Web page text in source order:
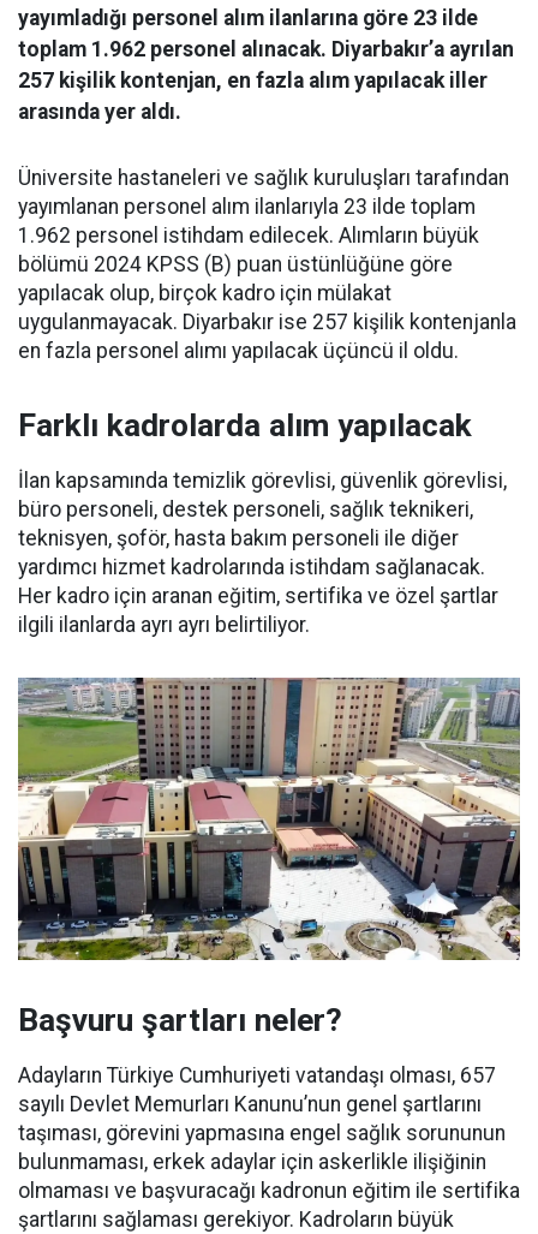
yayımladığı personel alım ilanlarına göre 23 ilde
toplam 1.962 personel alınacak. Diyarbakır’a ayrılan
257 kişilik kontenjan, en fazla alım yapılacak iller
arasında yer aldı.
Üniversite hastaneleri ve sağlık kuruluşları tarafından
yayımlanan personel alım ilanlarıyla 23 ilde toplam
1.962 personel istihdam edilecek. Alımların büyük
bölümü 2024 KPSS (B) puan üstünlüğüne göre
yapılacak olup, birçok kadro için mülakat
uygulanmayacak. Diyarbakır ise 257 kişilik kontenjanla
en fazla personel alımı yapılacak üçüncü il oldu.
Farklı kadrolarda alım yapılacak
İlan kapsamında temizlik görevlisi, güvenlik görevlisi,
büro personeli, destek personeli, sağlık teknikeri,
teknisyen, şoför, hasta bakım personeli ile diğer
yardımcı hizmet kadrolarında istihdam sağlanacak.
Her kadro için aranan eğitim, sertifika ve özel şartlar
ilgili ilanlarda ayrı ayrı belirtiliyor.
Başvuru şartları neler?
Adayların Türkiye Cumhuriyeti vatandaşı olması, 657
sayılı Devlet Memurları Kanunu’nun genel şartlarını
taşıması, görevini yapmasına engel sağlık sorununun
bulunmaması, erkek adaylar için askerlikle ilişiğinin
olmaması ve başvuracağı kadronun eğitim ile sertifika
şartlarını sağlaması gerekiyor. Kadroların büyük